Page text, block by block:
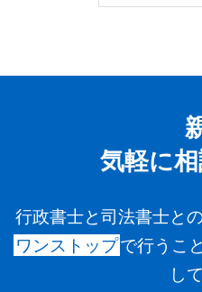
気軽に
行政書士と司法書士と
ワンストップで行うこ
し